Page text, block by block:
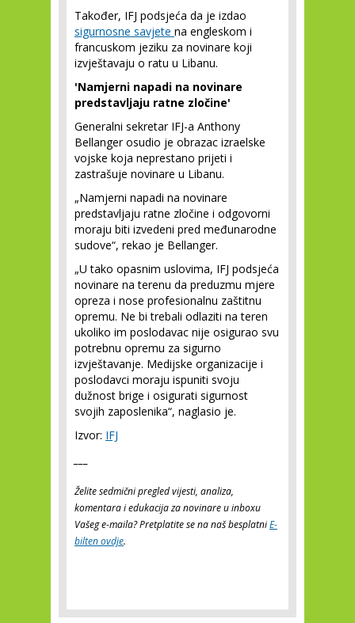
Također, IFJ podsjeća da je izdao
sigurnosne savjete na engleskom i
francuskom jeziku za novinare koji
izvještavaju o ratu u Libanu.
'Namjerni napadi na novinare
predstavljaju ratne zločine'
Generalni sekretar IFJ-a Anthony
Bellanger osudio je obrazac izraelske
vojske koja neprestano prijeti i
zastrašuje novinare u Libanu.
„Namjerni napadi na novinare
predstavljaju ratne zločine i odgovorni
moraju biti izvedeni pred međunarodne
sudove“, rekao je Bellanger.
„U tako opasnim uslovima, IFJ podsjeća
novinare na terenu da preduzmu mjere
opreza i nose profesionalnu zaštitnu
opremu. Ne bi trebali odlaziti na teren
ukoliko im poslodavac nije osigurao svu
potrebnu opremu za sigurno
izvještavanje. Medijske organizacije i
poslodavci moraju ispuniti svoju
dužnost brige i osigurati sigurnost
svojih zaposlenika“, naglasio je.
Izvor: IFJ
Želite sedmični pregled vijesti, analiza,
komentara i edukacija za novinare u inboxu
Vašeg e-maila? Pretplatite se na naš besplatniE-
bilten ovdje.